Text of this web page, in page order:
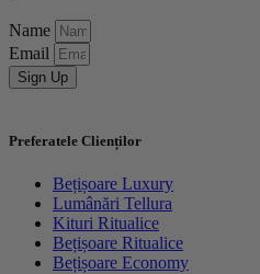
Name
Email
Sign Up
Preferatele Clienților
Bețișoare Luxury
Lumânări Tellura
Kituri Ritualice
Bețișoare Ritualice
Bețișoare Economy